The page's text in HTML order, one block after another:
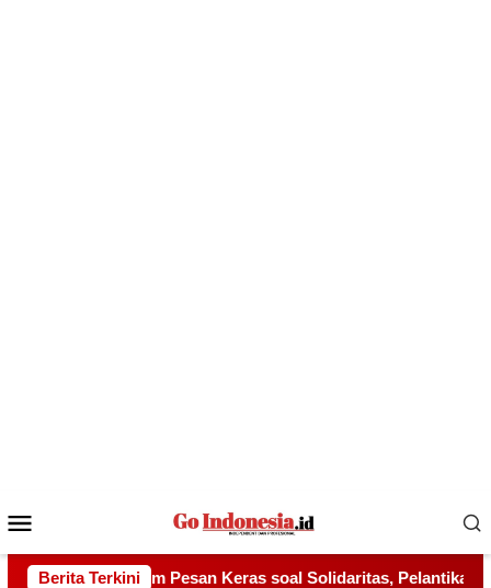
Mobile
Berita Terkini
Solidaritas, Pelantikan Sambang Gagak Hitam Jadi Sinyal